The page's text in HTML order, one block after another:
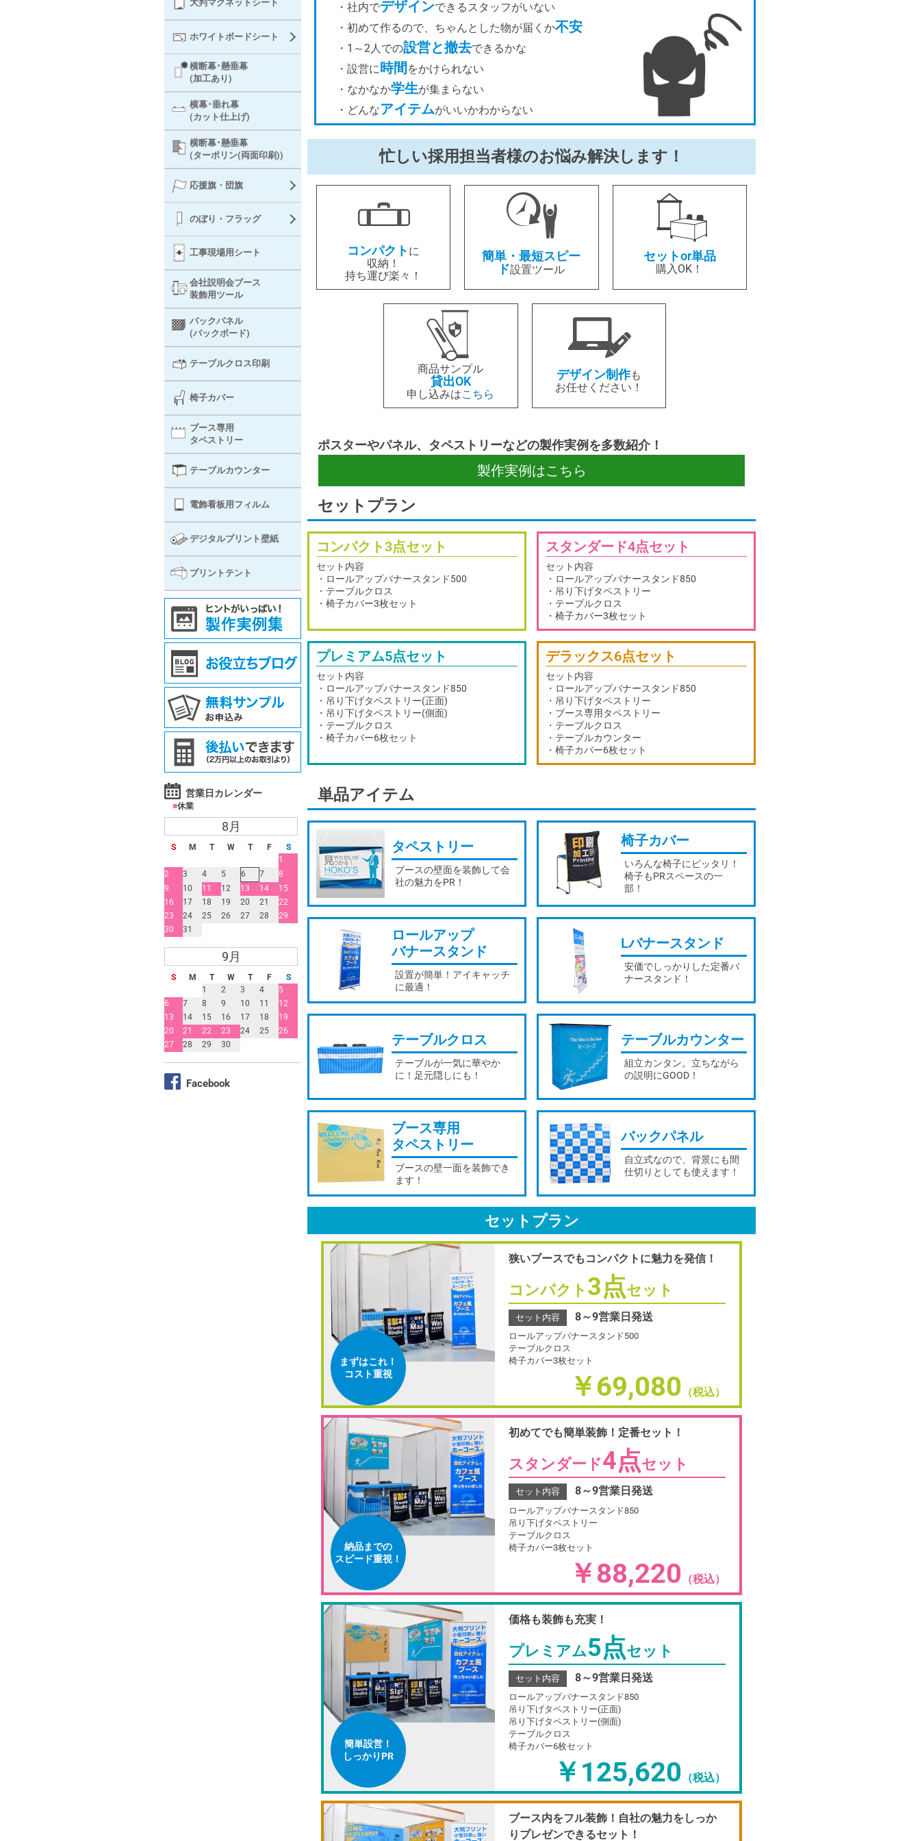
・社内でデザインできるスタッフがいない
・初めて作るので、ちゃんとした物が届くか不安
・1～2人での設営と撤去できるかな
・設営に時間 をかけられない
・なかなか学生が集まらない
・どんなアイテムがいいかわからない
忙しい採用担当者様のお悩み解決します！
コンパクト に
収納！
持ち運び楽々！
簡単・最短スピー
ド設置ツール
セットor単品
購入OK！
商品サンプル
貸出OK
申し込みはこちら
デザイン制作も
お任せください！
ポスターやパネル、タペストリーなどの製作実例を多数紹介！
製作実例はこちら
セットプラン
コンパクト3点セット
セット内容
・ロールアップバナースタンド500
・テーブルクロス
・椅子カバー3枚セット
スタンダード4点セット
セット内容
・ロールアップバナースタンド850
・吊り下げタペストリー
・テーブルクロス
・椅子カバー3枚セット
プレミアム5点セット
セット内容
・ロールアップバナースタンド850
・吊り下げタペストリー(正面)
・吊り下げタペストリー(側面)
・テーブルクロス
・椅子カバー6枚セット
デラックス6点セット
セット内容
・ロールアップバナースタンド850
・吊り下げタペストリー
・ブース専用タペストリー
・テーブルクロス
・テーブルカウンター
・椅子カバー6枚セット
単品アイテム
タペストリー
ブースの壁面を装飾して会
社の魅力をPR！
椅子カバー
いろんな椅子にピッタリ！
椅子もPRスペースの一
部！
ロールアップ
バナースタンド
設置が簡単！アイキャッチ
に最適！
Lバナースタンド
安価でしっかりした定番バ
ナースタンド！
テーブルクロス
テーブルが一気に華やか
に！足元隠しにも！
テーブルカウンター
組立カンタン。立ちながら
の説明にGOOD！
ブース専用
タペストリー
ブースの壁一面を装飾でき
ます！
バックパネル
自立式なので、背景にも間
仕切りとしても使えます！
セットプラン
狭いブースでもコンパクトに魅力を発信！
コンパクト 3点セット
8～9営業日発送
まずはこれ！
コスト重視
セット内容
ロールアップバナースタンド500
テーブルクロス
椅子カバー3枚セット
￥69,080 （税込）
初めてでも簡単装飾！定番セット！
スタンダード4点セット
8～9営業日発送
納品までの
スピード重視！
セット内容
ロールアップバナースタンド850
吊り下げタペストリー
テーブルクロス
椅子カバー3枚セット
￥88,220 （税込）
価格も装飾も充実！
プレミアム5点セット
8～9営業日発送
簡単設営！
しっかりPR
セット内容
ロールアップバナースタンド850
吊り下げタペストリー(正面)
吊り下げタペストリー(側面)
テーブルクロス
椅子カバー6枚セット
￥125,620 （税込）
ブース内をフル装飾！自社の魅力をしっか
りプレゼンできるセット！
大判マグネットシート
ホワイトボードシート
横断幕･懸垂幕
(加工あり)
横幕･垂れ幕
(カット仕上げ)
横断幕･懸垂幕
(ターポリン(両面印刷))
応援旗・団旗
のぼり・フラッグ
工事現場用シート
会社説明会ブース
装飾用ツール
バックパネル
(バックボード)
テーブルクロス印刷
椅子カバー
ブース専用
タペストリー
テーブルカウンター
電飾看板用フィルム
デジタルプリント壁紙
プリントテント
営業日カレンダー
■休業
8月
S M T W T F
S
1
2
3 4 5 6 7
8
9
10 11 12 13 14
15
16
17 18 19 20 21
22
23
24 25 26 27 28
29
30
31
9月
S M T W T F
S
1
2 3 4
5
6
7 8 9 10 11
12
13
14 15 16 17 18
19
20
21 22 23 24 25
26
27
28 29 30
Facebook